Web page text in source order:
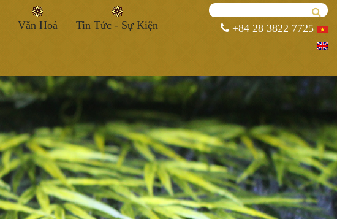
Văn Hoá Tin Tức - Sự Kiện +84 28 3822 7725